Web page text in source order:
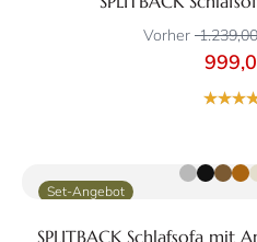
Vorher
Set-Angebot
SPLITBACK Schlafsofa mit